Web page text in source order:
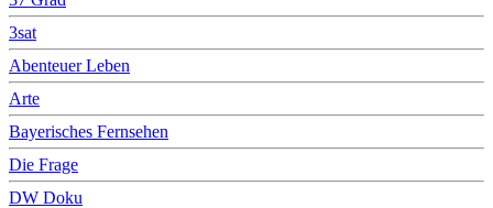
3sat
Abenteuer Leben
Arte
Bayerisches Fernsehen
Die Frage
DW Doku